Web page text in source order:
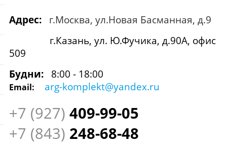
Адрес:
г.Москва, ул.Новая Басманная, д.9
г.Казань, ул. Ю.Фучика, д.90А, офис
509
Будни:
8:00 - 18:00
Email: arg-komplekt@yandex.ru
+7 (927) 409-99-05
+7 (843) 248-68-48